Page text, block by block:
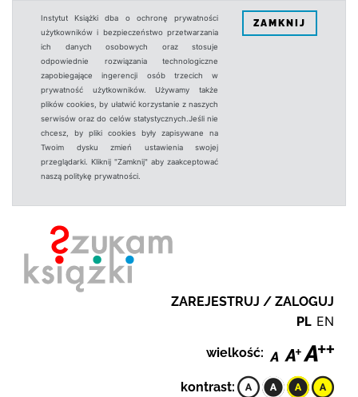
Instytut Książki dba o ochronę prywatności
użytkowników i bezpieczeństwo przetwarzania
ich danych osobowych oraz stosuje
odpowiednie rozwiązania technologiczne
zapobiegające ingerencji osób trzecich w
prywatność użytkowników. Używamy także
plików cookies, by ułatwić korzystanie z naszych
serwisów oraz do celów statystycznych.Jeśli nie
chcesz, by pliki cookies były zapisywane na
Twoim dysku zmień ustawienia swojej
przeglądarki. Kliknij "Zamknij" aby zaakceptować
naszą politykę prywatności.
ZAMKNIJ
ZAREJESTRUJ / ZALOGUJ
PL EN
wielkość:
kontrast: